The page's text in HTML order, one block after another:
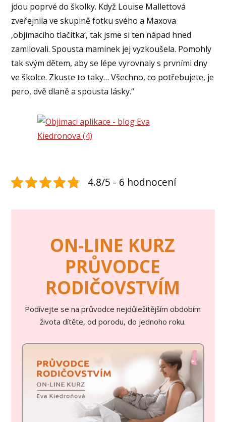
jdou poprvé do školky. Když Louise Mallettová
zveřejnila ve skupině fotku svého a Maxova
‚objímacího tlačítka‘, tak jsme si ten nápad hned
zamilovali. Spousta maminek jej vyzkoušela. Pomohly
tak svým dětem, aby se lépe vyrovnaly s prvními dny
ve školce. Zkuste to taky… Všechno, co potřebujete, je
pero, dvě dlaně a spousta lásky.“
4.8/5 - 6 hodnocení
ON-LINE KURZ
PRŮVODCE
RODIČOVSTVÍM
Podívejte se na průvodce nejdůležitějším obdobím
života dítěte, od porodu, do jednoho roku.